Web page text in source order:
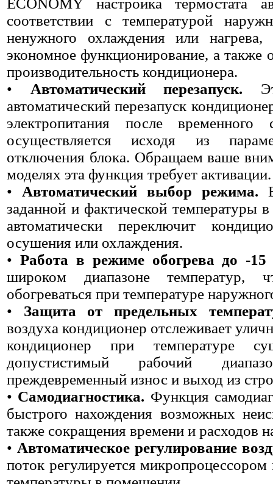
ECONOMY настройка термостата
соответствии с температурой
ненужного охлаждения или нагрева,
экономное функционирование, а также
производительность кондиционера.
• Автоматический перезапуск.
автоматический перезапуск
электропитания после временного
осуществляется исходя из
отключения блока. Обращаем ваше
моделях эта функция требует активации.
• Автоматический выбор режима.
заданной и фактической температуры
автоматически переключит
осушения или охлаждения.
• Работа в режиме обогрева до -15
широком диапазоне температур,
обогреваться при температуре
• Защита от предельных
воздуха кондиционер отслеживает
кондиционер при температуре
допустистимый рабочий
преждевременный износ и выход из
• Самодиагностика. Функция
быстрого нахождения возможных
также сокращения времени и расходов
• Автоматическое регулирование
поток регулируется микропроцессором